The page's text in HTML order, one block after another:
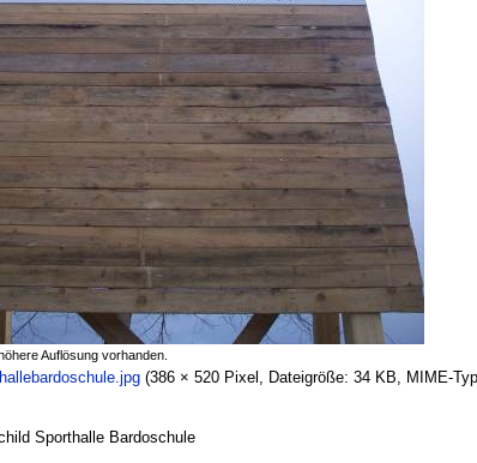
Auflösung vorhanden.
(386 × 520 Pixel, Dateigröße: 34 KB, MIME-
Sporthalle Bardoschule